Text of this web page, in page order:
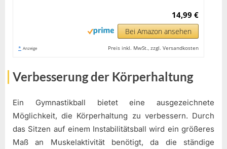
14,99 €
Bei Amazon ansehen
* Anzeige Preis inkl. MwSt., zzgl. Versandkosten
Verbesserung der Körperhaltung
Ein Gymnastikball bietet eine ausgezeichnete
Möglichkeit, die Körperhaltung zu verbessern. Durch
das Sitzen auf einem Instabilitätsball wird ein größeres
Maß an Muskelaktivität benötigt, da die ständige